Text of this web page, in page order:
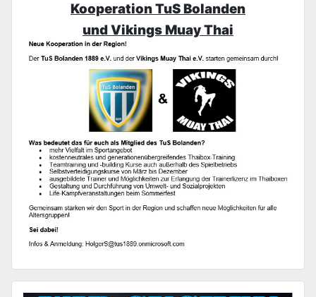
Kooperation TuS Bolanden
und Vikings Muay Thai